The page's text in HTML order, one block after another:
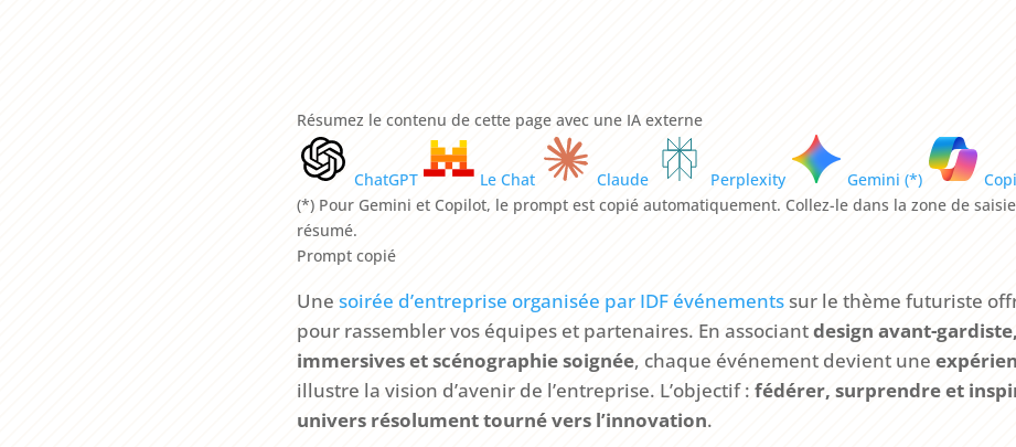
Résumez le contenu de cette page avec une IA externe
ChatGPT Le Chat Claude Perplexity Gemini (*)
(*) Pour Gemini et Copilot, le prompt est copié automatiquement. Collez-le dans la zone de
résumé.
Prompt copié
Une soirée d’entreprise organisée par IDF événementssur le thème futuriste
pour rassembler vos équipes et partenaires. En associantdesign avant-
immersives et scénographie soignée, chaque événement devient une
illustre la vision d’avenir de l’entreprise. L’objectif : fédérer, surprendre et
univers résolument tourné vers l’innovation.